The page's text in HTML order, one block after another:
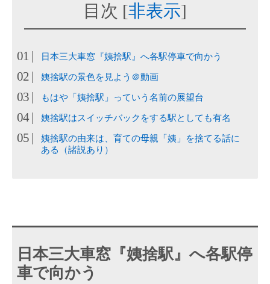
目次 [非表示]
日本三大車窓『姨捨駅』へ各駅停車で向かう
姨捨駅の景色を見よう＠動画
もはや「姨捨駅」っていう名前の展望台
姨捨駅はスイッチバックをする駅としても有名
姨捨駅の由来は、育ての母親「姨」を捨てる話に
ある（諸説あり）
日本三大車窓『姨捨駅』へ各駅停
車で向かう